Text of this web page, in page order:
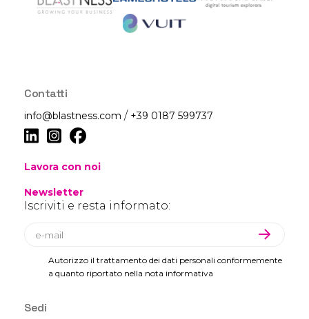
Contatti
info@blastness.com / +39 0187 599737
Lavora con noi
Newsletter
Iscriviti e resta informato:
Autorizzo il trattamento dei dati personali conformemente
a quanto riportato nella nota informativa
Sedi